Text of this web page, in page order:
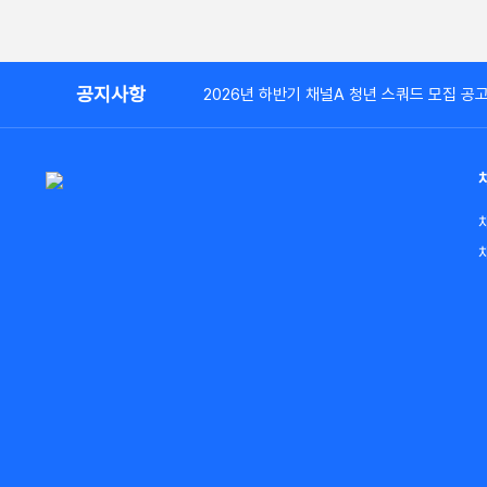
공지사항 2026년 하반기 채널A 청년 스쿼드 모집 공